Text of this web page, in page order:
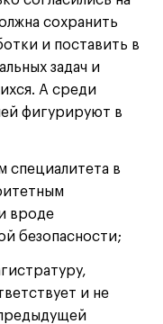
сохранить
и поставить в
задач и
А среди
фигурируют в
специалитета в
вроде
безопасности;
и не